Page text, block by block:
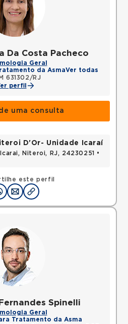
Da Costa Pacheco
Geral
da AsmaVer todas
631302/RJ
perfil
uma consulta
este perfil
D'Or- Unidade Icaraí
Niteroi, RJ, 24230251 •
Spinelli
Geral
Tratamento da Asma